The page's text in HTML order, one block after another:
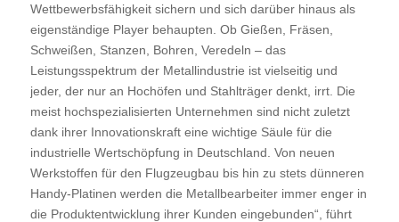
Wettbewerbsfähigkeit sichern und sich darüber hinaus als
eigenständige Player behaupten. Ob Gießen, Fräsen,
Schweißen, Stanzen, Bohren, Veredeln – das
Leistungsspektrum der Metallindustrie ist vielseitig und
jeder, der nur an Hochöfen und Stahlträger denkt, irrt. Die
meist hochspezialisierten Unternehmen sind nicht zuletzt
dank ihrer Innovationskraft eine wichtige Säule für die
industrielle Wertschöpfung in Deutschland. Von neuen
Werkstoffen für den Flugzeugbau bis hin zu stets dünneren
Handy-Platinen werden die Metallbearbeiter immer enger in
die Produktentwicklung ihrer Kunden eingebunden“, führt